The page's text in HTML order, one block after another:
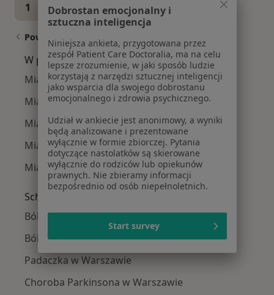
1 2 3
Powiązane wyszukiwania
W pobliżu Warszawy
Miastenia w Piasecznie
Miastenia w Józefosławiu
Miastenia w
Miastenia w Łomiankach
Miastenia w Ożarowie Mazowieckim
Schorzenia w Warszawie
Bóle głowy w Warszawie
Bóle kręgosłupa w Warszawie
Padaczka w Warszawie
Choroba Parkinsona w Warszawie
Dobrostan emocjonalny i
sztuczna inteligencja
Niniejsza ankieta, przygotowana przez
zespół Patient Care Doctoralia, ma na celu
lepsze zrozumienie, w jaki sposób ludzie
korzystają z narzędzi sztucznej inteligencji
jako wsparcia dla swojego dobrostanu
emocjonalnego i zdrowia psychicznego.
Udział w ankiecie jest anonimowy, a wyniki
będą analizowane i prezentowane
wyłącznie w formie zbiorczej. Pytania
dotyczące nastolatków są skierowane
wyłącznie do rodziców lub opiekunów
prawnych. Nie zbieramy informacji
bezpośrednio od osób niepełnoletnich.
Start survey